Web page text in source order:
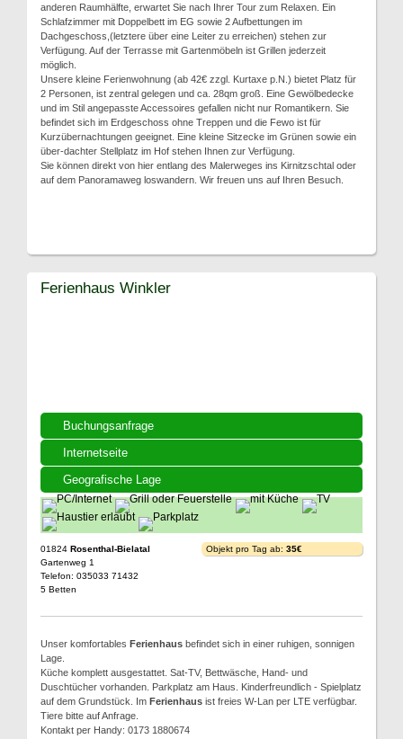
anderen Raumhälfte, erwartet Sie nach Ihrer Tour zum Relaxen. Ein
Schlafzimmer mit Doppelbett im EG sowie 2 Aufbettungen im
Dachgeschoss,(letztere über eine Leiter zu erreichen) stehen zur
Verfügung. Auf der Terrasse mit Gartenmöbeln ist Grillen jederzeit
möglich.
Unsere kleine Ferienwohnung (ab 42€ zzgl. Kurtaxe p.N.) bietet Platz für
2 Personen, ist zentral gelegen und ca. 28qm groß. Eine Gewölbedecke
und im Stil angepasste Accessoires gefallen nicht nur Romantikern. Sie
befindet sich im Erdgeschoss ohne Treppen und die Fewo ist für
Kurzübernachtungen geeignet. Eine kleine Sitzecke im Grünen sowie ein
über-dachter Stellplatz im Hof stehen Ihnen zur Verfügung.
Sie können direkt von hier entlang des Malerweges ins Kirnitzschtal oder
auf dem Panoramaweg loswandern. Wir freuen uns auf Ihren Besuch.
Buchungsanfrage
Internetseite
Geografische Lage
Ferienhaus Winkler
01824 Rosenthal-Bielatal
Gartenweg 1
Telefon: 035033 71432
5 Betten
Objekt pro Tag ab: 35€
Unser komfortables Ferienhaus befindet sich in einer ruhigen, sonnigen
Lage.
Küche komplett ausgestattet. Sat-TV, Bettwäsche, Hand- und
Duschtücher vorhanden. Parkplatz am Haus. Kinderfreundlich - Spielplatz
auf dem Grundstück. Im Ferienhaus ist freies W-Lan per LTE verfügbar.
Tiere bitte auf Anfrage.
Kontakt per Handy: 0173 1880674